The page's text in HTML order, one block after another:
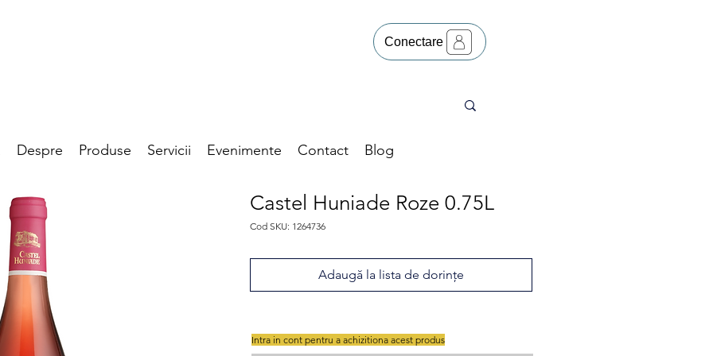
Conectare
Despre Produse Servicii Evenimente Contact Blog
Castel Huniade Roze 0.75L
Cod SKU: 1264736
Adaugă la lista de dorințe
Intra in cont pentru a achizitiona acest produs